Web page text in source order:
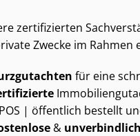
zertifizierten
Zwecke im
für eine
| öffentlich bestellt
&